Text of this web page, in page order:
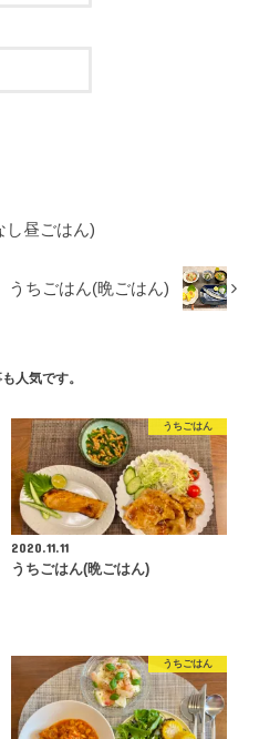
し昼ごはん)
うちごはん(晩ごはん)
人気です。
うちごはん
2020.11.11
うちごはん(晩ごはん)
うちごはん